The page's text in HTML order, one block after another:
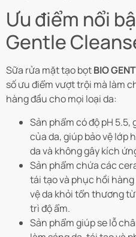
Ưu điểm nổi
Gentle
Sữa rửa mặt tạo bọtBIO
số ưu điểm vượt trội mà làm
hàng đầu cho mọi loại da:
Sản phẩm có độ pH
của da, giúp bảo vệ lớp
da và không gây kích
Sản phẩm chứa các
tái tạo và phục hồi
vệ da khỏi tổn thương
trì độ ẩm.
Sản phẩm giúp se lỗ